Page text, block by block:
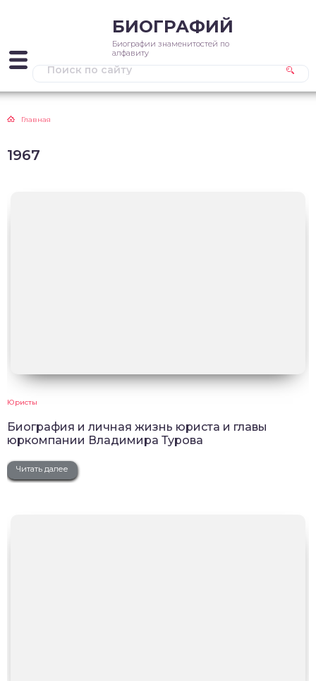
БИОГРАФИЙ
Биографии знаменитостей по
алфавиту
Главная
1967
Юристы
Биография и личная жизнь юриста и главы
юркомпании Владимира Турова
Читать далее